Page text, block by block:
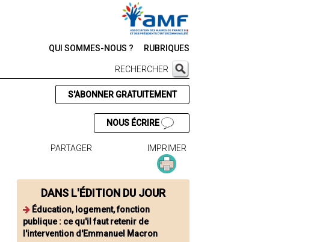
QUI SOMMES-NOUS ? RUBRIQUES
RECHERCHER
S'ABONNER GRATUITEMENT
NOUS ÉCRIRE
PARTAGER IMPRIMER
DANS L'ÉDITION DU JOUR
Éducation, logement, fonction
publique : ce qu'il faut retenir de
l'intervention d'Emmanuel Macron